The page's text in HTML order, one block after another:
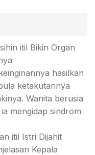
itil Bikin Organ
hasilkan
ketakutannya
Wanita berusia
mengidap sindrom
itil Istri Dijahit
Kepala